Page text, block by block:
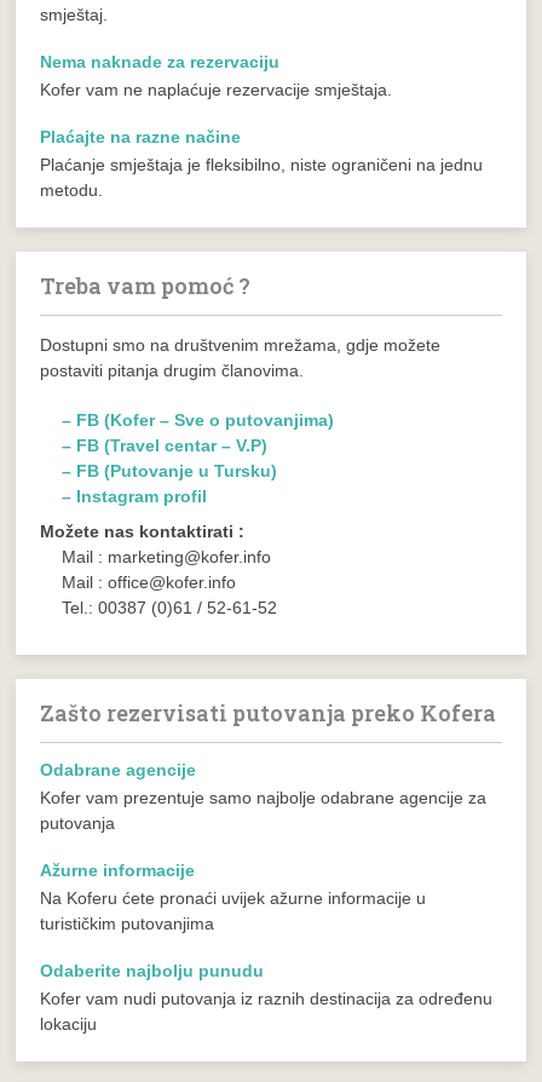
smještaj.
Nema naknade za rezervaciju
Kofer vam ne naplaćuje rezervacije smještaja.
Plaćajte na razne načine
Plaćanje smještaja je fleksibilno, niste ograničeni na jednu
metodu.
Treba vam pomoć ?
Dostupni smo na društvenim mrežama, gdje možete
postaviti pitanja drugim članovima.
– FB (Kofer – Sve o putovanjima)
– FB (Travel centar – V.P)
– FB (Putovanje u Tursku)
– Instagram profil
Možete nas kontaktirati :
Mail : marketing@kofer.info
Mail : office@kofer.info
Tel.: 00387 (0)61 / 52-61-52
Zašto rezervisati putovanja preko Kofera
Odabrane agencije
Kofer vam prezentuje samo najbolje odabrane agencije za
putovanja
Ažurne informacije
Na Koferu ćete pronaći uvijek ažurne informacije u
turističkim putovanjima
Odaberite najbolju punudu
Kofer vam nudi putovanja iz raznih destinacija za određenu
lokaciju